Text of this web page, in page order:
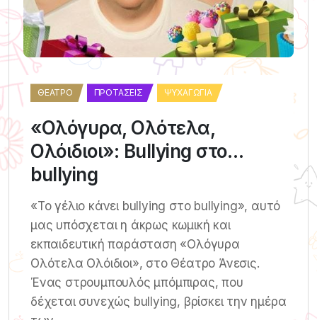
ΘΈΑΤΡΟ ΠΡΟΤΆΣΕΙΣ ΨΥΧΑΓΩΓΊΑ
«Ολόγυρα, Ολότελα,
Ολόιδιοι»: Bullying στο…
bullying
«Το γέλιο κάνει bullying στο bullying», αυτό
μας υπόσχεται η άκρως κωμική και
εκπαιδευτική παράσταση «Ολόγυρα
Ολότελα Ολόιδιοι», στο Θέατρο Άνεσις.
Ένας στρουμπουλός μπόμπιρας, που
δέχεται συνεχώς bullying, βρίσκει την ημέρα